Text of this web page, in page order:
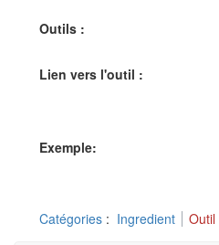
Outils :
Lien vers l'outil :
Exemple:
Catégories : Ingredient Outil